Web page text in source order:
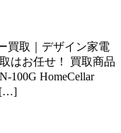
買取｜デザイン家電
はお任せ！ 買取商品
100G HomeCellar
[…]